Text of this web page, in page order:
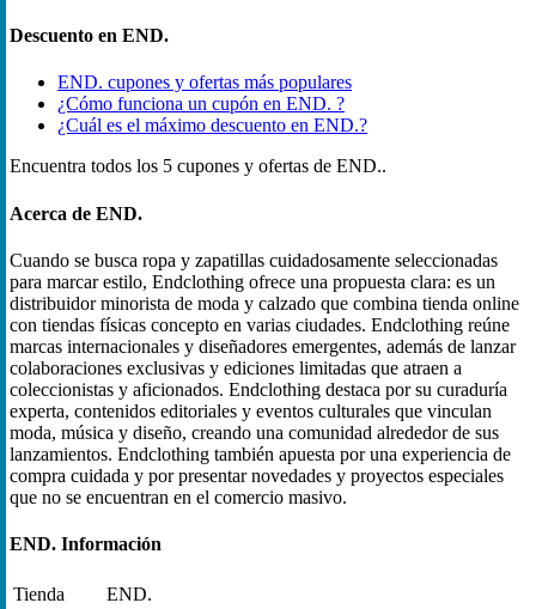
Descuento en END.
END. cupones y ofertas más populares
¿Cómo funciona un cupón en END. ?
¿Cuál es el máximo descuento en END.?
Encuentra todos los 5 cupones y ofertas de END..
Acerca de END.
Cuando se busca ropa y zapatillas cuidadosamente seleccionadas
para marcar estilo, Endclothing ofrece una propuesta clara: es un
distribuidor minorista de moda y calzado que combina tienda online
con tiendas físicas concepto en varias ciudades. Endclothing reúne
marcas internacionales y diseñadores emergentes, además de lanzar
colaboraciones exclusivas y ediciones limitadas que atraen a
coleccionistas y aficionados. Endclothing destaca por su curaduría
experta, contenidos editoriales y eventos culturales que vinculan
moda, música y diseño, creando una comunidad alrededor de sus
lanzamientos. Endclothing también apuesta por una experiencia de
compra cuidada y por presentar novedades y proyectos especiales
que no se encuentran en el comercio masivo.
END. Información
Tienda
END.